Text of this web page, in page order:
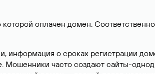
оплачен домен.
информация о сроках регистрации
Мошенники часто создают сайты-